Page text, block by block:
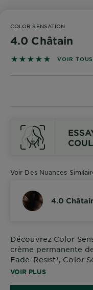
NOS
l'ingrédient
Garnier x
Gisele
Notre
COLOR SENSATION
4.0 Châtain
4.8727 sur 5 étoiles
VOIR
Voir Des Nuances
4.0
Découvrez Color
crème permanente
Fade-Resist*, Color
jusqu'à 10
VOIR PLUS